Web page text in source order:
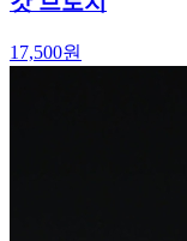
17,500원